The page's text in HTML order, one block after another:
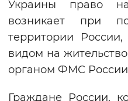
Воспроизвести
Вернуть
Украины право
возникает при
территории
видом на
органом ФМС
Граждане России,